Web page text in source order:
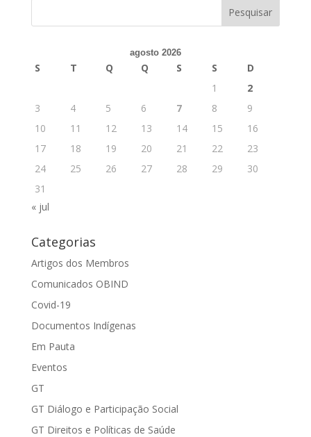
agosto 2026
S T Q Q S S
D
1
2
3
4 5 6 7 8
9
10
11 12 13 14 15
16
17
18 19 20 21 22
23
24
25 26 27 28 29
30
31
« jul
Categorias
Artigos dos Membros
Comunicados OBIND
Covid-19
Documentos Indígenas
Em Pauta
Eventos
GT
GT Diálogo e Participação Social
GT Direitos e Políticas de Saúde